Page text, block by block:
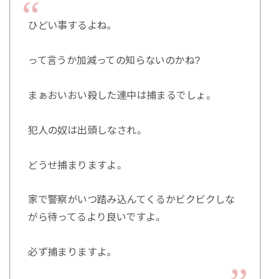
ひどい事するよね。
って言うか加減っての知らないのかね?
まぁおいおい殺した連中は捕まるでしょ。
犯人の奴は出頭しなされ。
どうせ捕まりますよ。
家で警察がいつ踏み込んてくるかビクビクしな
がら待ってるより良いですよ。
必ず捕まりますよ。